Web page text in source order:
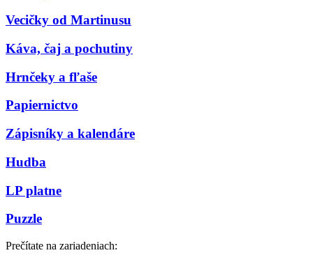
Vecičky od Martinusu
Káva, čaj a pochutiny
Hrnčeky a fľaše
Papiernictvo
Zápisníky a kalendáre
Hudba
LP platne
Puzzle
Prečítate na zariadeniach: